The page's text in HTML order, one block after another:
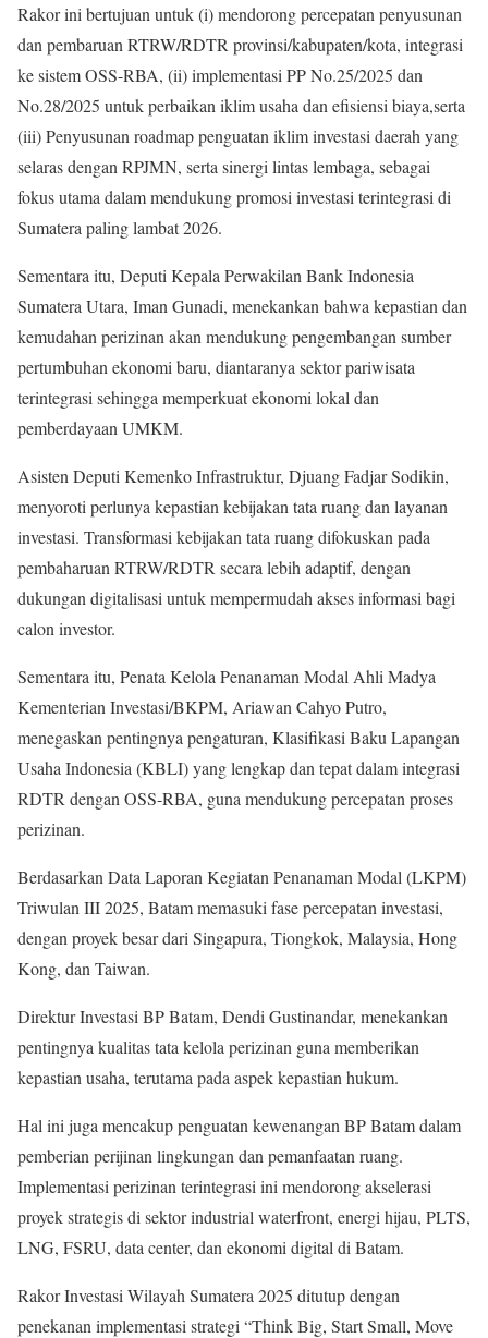
Rakor ini bertujuan untuk (i) mendorong percepatan penyusunan
dan pembaruan RTRW/RDTR provinsi/kabupaten/kota, integrasi
ke sistem OSS-RBA, (ii) implementasi PP No.25/2025 dan
No.28/2025 untuk perbaikan iklim usaha dan efisiensi biaya,serta
(iii) Penyusunan roadmap penguatan iklim investasi daerah yang
selaras dengan RPJMN, serta sinergi lintas lembaga, sebagai
fokus utama dalam mendukung promosi investasi terintegrasi di
Sumatera paling lambat 2026.
Sementara itu, Deputi Kepala Perwakilan Bank Indonesia
Sumatera Utara, Iman Gunadi, menekankan bahwa kepastian dan
kemudahan perizinan akan mendukung pengembangan sumber
pertumbuhan ekonomi baru, diantaranya sektor pariwisata
terintegrasi sehingga memperkuat ekonomi lokal dan
pemberdayaan UMKM.
Asisten Deputi Kemenko Infrastruktur, Djuang Fadjar Sodikin,
menyoroti perlunya kepastian kebijakan tata ruang dan layanan
investasi. Transformasi kebijakan tata ruang difokuskan pada
pembaharuan RTRW/RDTR secara lebih adaptif, dengan
dukungan digitalisasi untuk mempermudah akses informasi bagi
calon investor.
Sementara itu, Penata Kelola Penanaman Modal Ahli Madya
Kementerian Investasi/BKPM, Ariawan Cahyo Putro,
menegaskan pentingnya pengaturan, Klasifikasi Baku Lapangan
Usaha Indonesia (KBLI) yang lengkap dan tepat dalam integrasi
RDTR dengan OSS-RBA, guna mendukung percepatan proses
perizinan.
Berdasarkan Data Laporan Kegiatan Penanaman Modal (LKPM)
Triwulan III 2025, Batam memasuki fase percepatan investasi,
dengan proyek besar dari Singapura, Tiongkok, Malaysia, Hong
Kong, dan Taiwan.
Direktur Investasi BP Batam, Dendi Gustinandar, menekankan
pentingnya kualitas tata kelola perizinan guna memberikan
kepastian usaha, terutama pada aspek kepastian hukum.
Hal ini juga mencakup penguatan kewenangan BP Batam dalam
pemberian perijinan lingkungan dan pemanfaatan ruang.
Implementasi perizinan terintegrasi ini mendorong akselerasi
proyek strategis di sektor industrial waterfront, energi hijau, PLTS,
LNG, FSRU, data center, dan ekonomi digital di Batam.
Rakor Investasi Wilayah Sumatera 2025 ditutup dengan
penekanan implementasi strategi “Think Big, Start Small, Move